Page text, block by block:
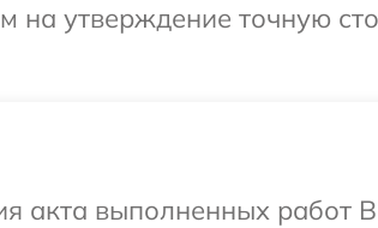
на утверждение точную
акта выполненных работ